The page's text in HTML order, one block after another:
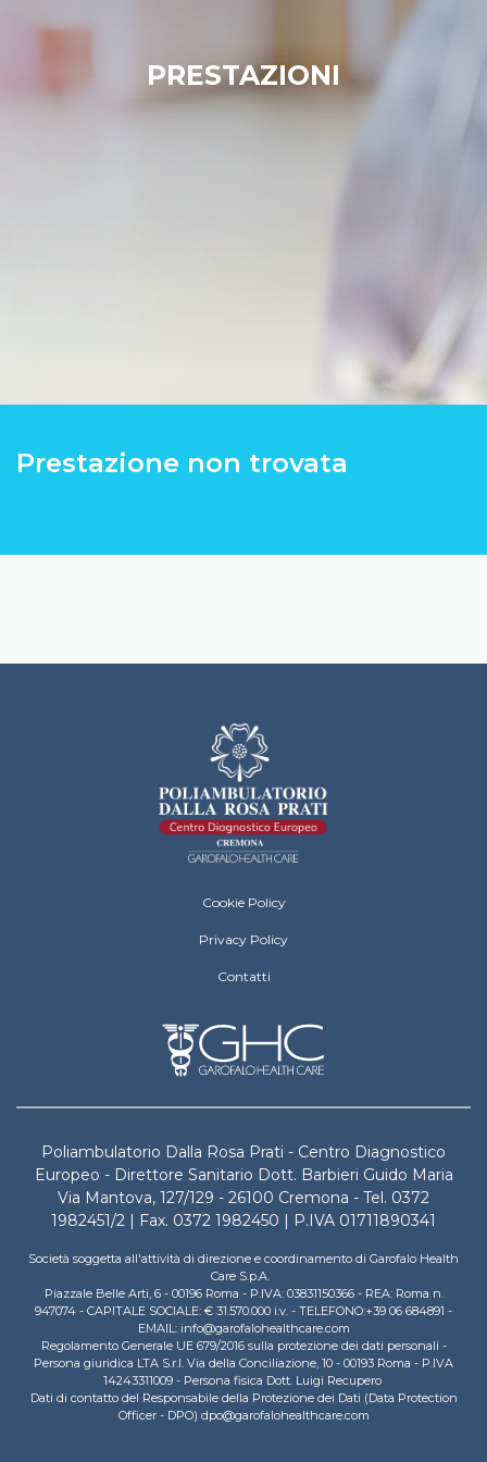
PRESTAZIONI
Prestazione non trovata
Dalla Rosa Prati Cremona Footer Menu
Cookie Policy
Privacy Policy
Contatti
Poliambulatorio Dalla Rosa Prati - Centro Diagnostico
Europeo - Direttore Sanitario Dott. Barbieri Guido Maria
Via Mantova, 127/129 - 26100 Cremona - Tel. 0372
1982451/2 | Fax. 0372 1982450 | P.IVA 01711890341
Società soggetta all'attività di direzione e coordinamento di Garofalo Health
Care S.p.A.
Piazzale Belle Arti, 6 - 00196 Roma - P.IVA: 03831150366 - REA: Roma n.
947074 - CAPITALE SOCIALE: € 31.570.000 i.v. - TELEFONO:+39 06 684891 -
EMAIL: info@garofalohealthcare.com
Regolamento Generale UE 679/2016 sulla protezione dei dati personali -
Persona giuridica LTA S.r.l. Via della Conciliazione, 10 - 00193 Roma - P.IVA
14243311009 - Persona fisica Dott. Luigi Recupero
Dati di contatto del Responsabile della Protezione dei Dati (Data Protection
Officer - DPO) dpo@garofalohealthcare.com